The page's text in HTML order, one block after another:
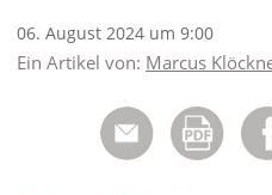
06. August 2024 um 9:00
Ein Artikel von: Marcus